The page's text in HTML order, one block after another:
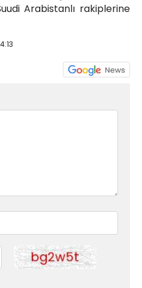
Arabistanlı rakiplerine